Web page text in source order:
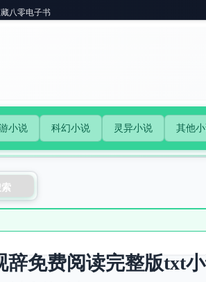
八零电子书
小说 科幻小说 灵异小说 其他
免费阅读完整版txt